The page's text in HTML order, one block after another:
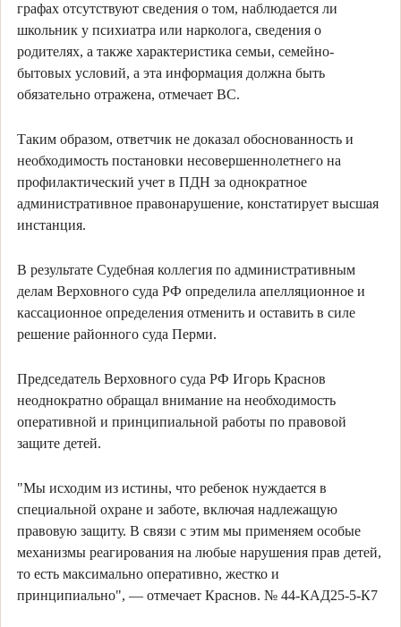
графах отсутствуют сведения о том, наблюдается ли
школьник у психиатра или нарколога, сведения о
родителях, а также характеристика семьи, семейно-
бытовых условий, а эта информация должна быть
обязательно отражена, отмечает ВС.
Таким образом, ответчик не доказал обоснованность и
необходимость постановки несовершеннолетнего на
профилактический учет в ПДН за однократное
административное правонарушение, констатирует высшая
инстанция.
В результате Судебная коллегия по административным
делам Верховного суда РФ определила апелляционное и
кассационное определения отменить и оставить в силе
решение районного суда Перми.
Председатель Верховного суда РФ Игорь Краснов
неоднократно обращал внимание на необходимость
оперативной и принципиальной работы по правовой
защите детей.
"Мы исходим из истины, что ребенок нуждается в
специальной охране и заботе, включая надлежащую
правовую защиту. В связи с этим мы применяем особые
механизмы реагирования на любые нарушения прав детей,
то есть максимально оперативно, жестко и
принципиально", — отмечает Краснов. № 44-КАД25-5-К7